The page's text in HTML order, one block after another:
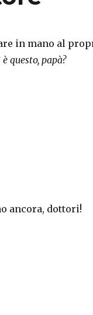
in mano al
questo, papà?
ancora, dottori!